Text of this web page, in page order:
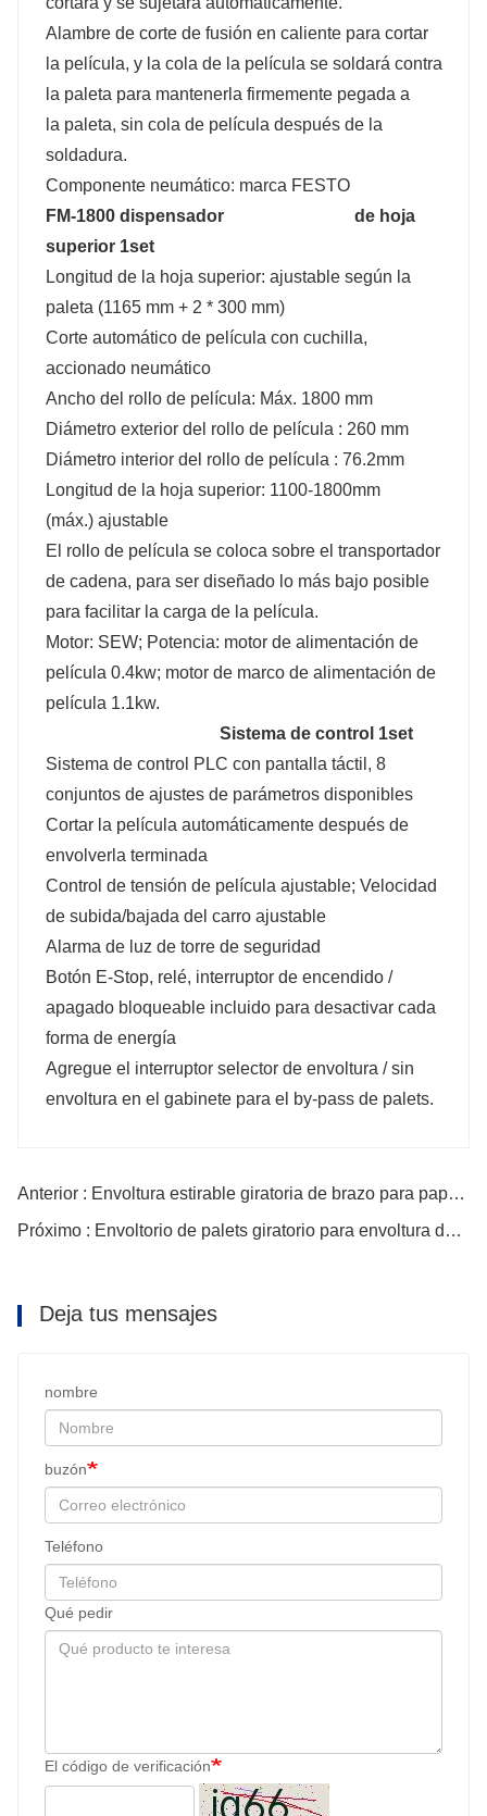
Alambre de corte de fusión en caliente para cortar
la película, y la cola de la película se soldará contra
la paleta para mantenerla firmemente pegada a
la paleta, sin cola de película después de la
soldadura.
Componente neumático: marca FESTO
FM-1800 dispensador de hoja
superior 1set
Longitud de la hoja superior: ajustable según la
paleta (1165 mm + 2 * 300 mm)
Corte automático de película con cuchilla,
accionado neumático
Ancho del rollo de película: Máx. 1800 mm
Diámetro exterior del rollo de película : 260 mm
Diámetro interior del rollo de película : 76.2mm
Longitud de la hoja superior: 1100-1800mm
(máx.) ajustable
El rollo de película se coloca sobre el transportador
de cadena, para ser diseñado lo más bajo posible
para facilitar la carga de la película.
Motor: SEW; Potencia: motor de alimentación de
película 0.4kw; motor de marco de alimentación de
película 1.1kw.
Sistema de control 1set
Sistema de control PLC con pantalla táctil, 8
conjuntos de ajustes de parámetros disponibles
Cortar la película automáticamente después de
envolverla terminada
Control de tensión de película ajustable; Velocidad
de subida/bajada del carro ajustable
Alarma de luz de torre de seguridad
Botón E-Stop, relé, interruptor de encendido /
apagado bloqueable incluido para desactivar cada
forma de energía
Agregue el interruptor selector de envoltura / sin
envoltura en el gabinete para el by-pass de palets.
Anterior : Envoltura estirable giratoria de brazo para papel corrugado
Próximo : Envoltorio de palets giratorio para envoltura de puertas
Deja tus mensajes
nombre
buzón
Teléfono
Qué pedir
El código de verificación